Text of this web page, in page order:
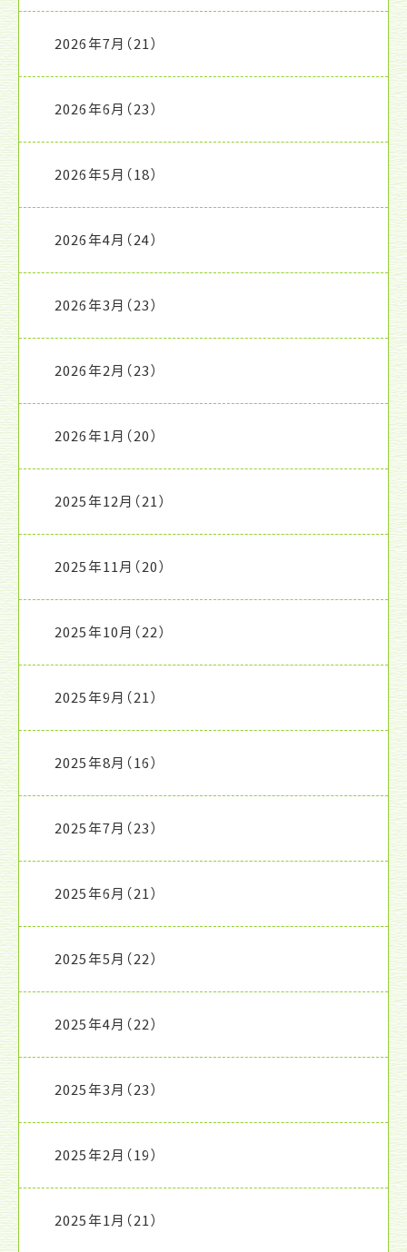
2026年7月 （21）
2026年6月 （23）
2026年5月 （18）
2026年4月 （24）
2026年3月 （23）
2026年2月 （23）
2026年1月 （20）
2025年12月 （21）
2025年11月 （20）
2025年10月 （22）
2025年9月 （21）
2025年8月 （16）
2025年7月 （23）
2025年6月 （21）
2025年5月 （22）
2025年4月 （22）
2025年3月 （23）
2025年2月 （19）
2025年1月 （21）